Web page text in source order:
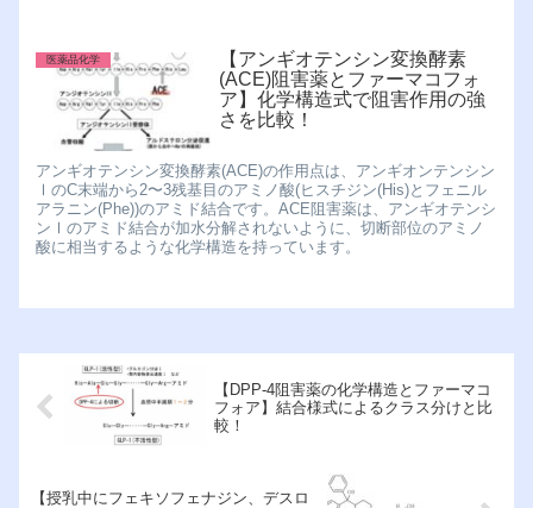
医薬品化学
【アンギオテンシン変換酵素
(ACE)阻害薬とファーマコフォ
ア】化学構造式で阻害作用の強
さを比較！
アンギオテンシン変換酵素(ACE)の作用点は、アンギオンテンシン
ⅠのC末端から2〜3残基目のアミノ酸(ヒスチジン(His)とフェニル
アラニン(Phe))のアミド結合です。ACE阻害薬は、アンギオテンシ
ンⅠのアミド結合が加水分解されないように、切断部位のアミノ
酸に相当するような化学構造を持っています。
【DPP-4阻害薬の化学構造とファーマコ
フォア】結合様式によるクラス分けと比
較！
【授乳中にフェキソフェナジン、デスロ